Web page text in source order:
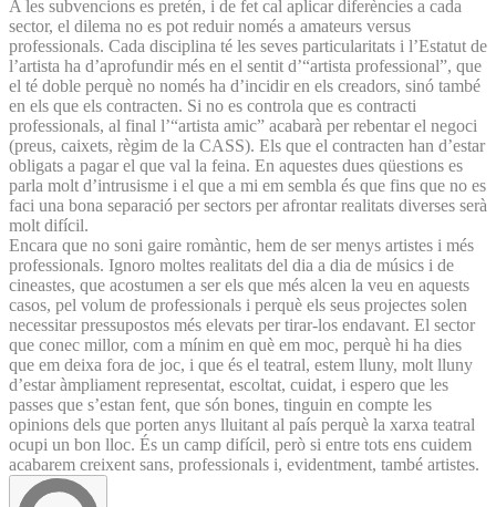
A les subvencions es pretén, i de fet cal aplicar diferències a cada
sector, el dilema no es pot reduir només a amateurs versus
professionals. Cada disciplina té les seves particularitats i l’Estatut de
l’artista ha d’aprofundir més en el sentit d’“artista professional”, que
el té doble perquè no només ha d’incidir en els creadors, sinó també
en els que els contracten. Si no es controla que es contracti
professionals, al final l’“artista amic” acabarà per rebentar el negoci
(preus, caixets, règim de la CASS). Els que el contracten han d’estar
obligats a pagar el que val la feina. En aquestes dues qüestions es
parla molt d’intrusisme i el que a mi em sembla és que fins que no es
faci una bona separació per sectors per afrontar realitats diverses serà
molt difícil.
Encara que no soni gaire romàntic, hem de ser menys artistes i més
professionals. Ignoro moltes realitats del dia a dia de músics i de
cineastes, que acostumen a ser els que més alcen la veu en aquests
casos, pel volum de professionals i perquè els seus projectes solen
necessitar pressupostos més elevats per tirar-los endavant. El sector
que conec millor, com a mínim en què em moc, perquè hi ha dies
que em deixa fora de joc, i que és el teatral, estem lluny, molt lluny
d’estar àmpliament representat, escoltat, cuidat, i espero que les
passes que s’estan fent, que són bones, tinguin en compte les
opinions dels que porten anys lluitant al país perquè la xarxa teatral
ocupi un bon lloc. És un camp difícil, però si entre tots ens cuidem
acabarem creixent sans, professionals i, evidentment, també artistes.